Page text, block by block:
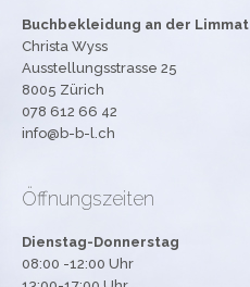
Buchbekleidung an der Limmat
Christa Wyss
Ausstellungsstrasse 25
8005 Zürich
078 612 66 42
info@b-b-l.ch
Öffnungszeiten
Dienstag-Donnerstag
08:00 -12:00 Uhr